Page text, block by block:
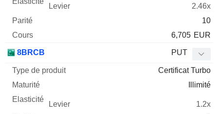
2.46x
10
6,705 EUR
8BRCB PUT
Certificat Turbo
Illimité
1.2x